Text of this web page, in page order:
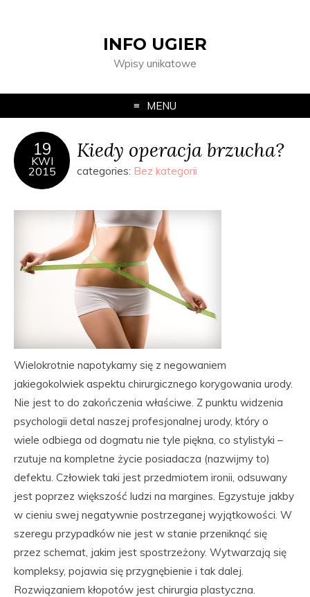
INFO UGIER
Wpisy unikatowe
MENU
19
KWI
2015
Kiedy operacja brzucha?
categories: Bez kategorii
Wielokrotnie napotykamy się z negowaniem
jakiegokolwiek aspektu chirurgicznego korygowania urody.
Nie jest to do zakończenia właściwe. Z punktu widzenia
psychologii detal naszej profesjonalnej urody, który o
wiele odbiega od dogmatu nie tyle piękna, co stylistyki –
rzutuje na kompletne życie posiadacza (nazwijmy to)
defektu. Człowiek taki jest przedmiotem ironii, odsuwany
jest poprzez większość ludzi na margines. Egzystuje jakby
w cieniu swej negatywnie postrzeganej wyjątkowości. W
szeregu przypadków nie jest w stanie przeniknąć się
przez schemat, jakim jest spostrzeżony. Wytwarzają się
kompleksy, pojawia się przygnębienie i tak dalej.
Rozwiązaniem kłopotów jest chirurgia plastyczna.